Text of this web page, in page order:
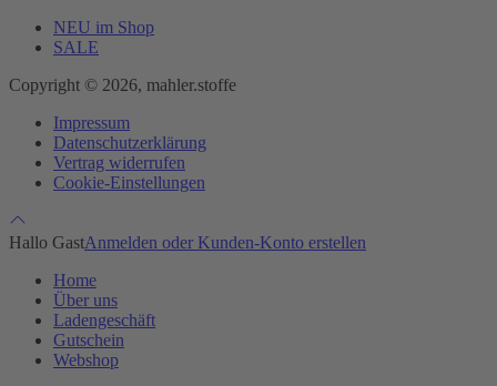
NEU im Shop
SALE
Copyright © 2026, mahler.stoffe
Impressum
Datenschutzerklärung
Vertrag widerrufen
Cookie-Einstellungen
Hallo GastAnmelden oder Kunden-Konto erstellen
Home
Über uns
Ladengeschäft
Gutschein
Webshop